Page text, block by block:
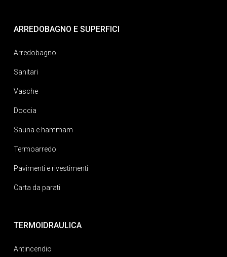
ARREDOBAGNO E SUPERFICI
Arredobagno
Sanitari
Vasche
Doccia
Sauna e hammam
Termoarredo
Pavimenti e rivestimenti
Carta da parati
TERMOIDRAULICA
Antincendio